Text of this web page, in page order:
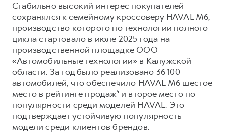
Стабильно высокий интерес покупателей
сохранялся к семейному кроссоверу HAVAL M6,
производство которого по технологии полного
цикла стартовало в июле 2025 года на
производственной площадке ООО
«Автомобильные технологии» в Калужской
области. За год было реализовано 36 100
автомобилей, что обеспечило HAVAL M6 шестое
место в рейтинге продаж⁴ и второе место по
популярности среди моделей HAVAL. Это
подтверждает устойчивую популярность
модели среди клиентов брендов.